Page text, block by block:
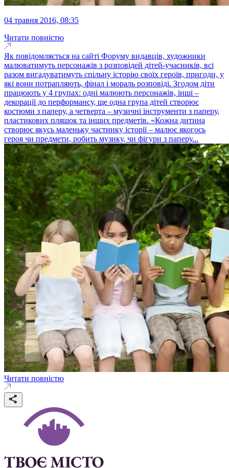
04 травня 2016, 08:35
Читати повністю
Як повідомляється на сайті Форуму видавців, художники
малюватимуть персонажів з розповідей дітей-учасників, всі
разом вигадуватимуть спільну історію своїх героїв, пригоди, у
які вони потрапляють, фінал і мораль розповіді. Згодом діти
працюють у 4 групах: одні малюють персонажів, інші –
декорації до перформансу, ще одна група дітей створює
костюми з паперу, а четверта – музичні інструменти з паперу,
пластикових пляшок та інших предметів. «Кожна дитина
створює якусь маленьку частинку історії – малює якогось
героя чи предмети, робить музику, чи фігури з паперу...
Читати повністю